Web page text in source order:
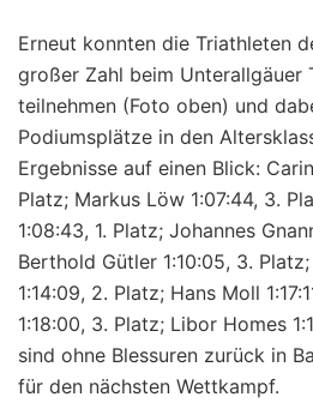
Erneut konnten die Triathleten
großer Zahl beim Unterallgäuer
teilnehmen (Foto oben) und
Podiumsplätze in den
Ergebnisse auf einen Blick:
Platz; Markus Löw 1:07:44, 3.
1:08:43, 1. Platz; Johannes
Berthold Gütler 1:10:05, 3.
1:14:09, 2. Platz; Hans Moll
1:18:00, 3. Platz; Libor Homes
sind ohne Blessuren zurück in
für den nächsten Wettkampf.